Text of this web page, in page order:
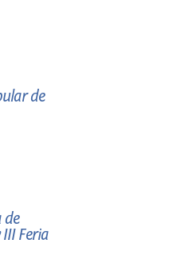
de
de
Feria